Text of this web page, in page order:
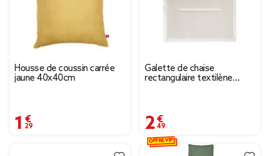
Housse de coussin carrée
jaune 40x40cm
1,29 €
Galette de chaise
rectangulaire textilène
2,49 €
OFFRE VIP